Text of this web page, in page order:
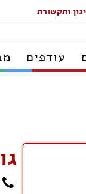
ותקשורת
עודפים